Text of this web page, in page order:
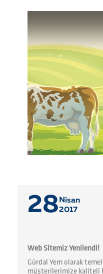
28Nisan
2017
Web Sitemiz Yenilendi!
Gürdal Yem olarak
müşterilerimize kaliteli